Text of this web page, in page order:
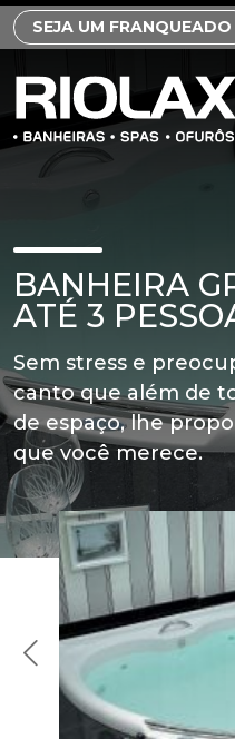
SEJA UM FRANQUEADO
BANHEIRA
ATÉ 3
Sem stress e
canto que além de
de espaço, lhe
que você merece.